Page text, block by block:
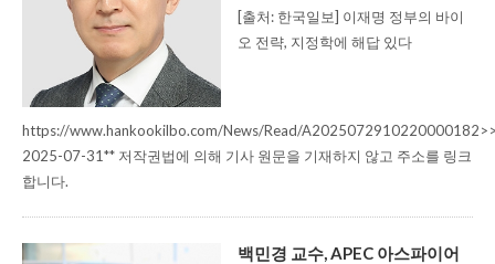
[출처: 한국일보] 이재명 정부의 바이
오 전략, 지정학에 해답 있다
https://www.hankookilbo.com/News/Read/
2025-07-31** 저작권법에 의해 기사 원문을 기재하지 않고 주소를 링크
합니다.
백민경 교수, APEC 아스파이어